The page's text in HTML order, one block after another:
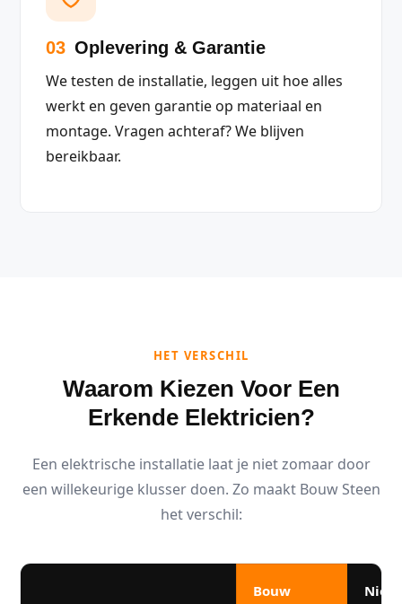
03 Oplevering & Garantie
We testen de installatie, leggen uit hoe alles
werkt en geven garantie op materiaal en
montage. Vragen achteraf? We blijven
bereikbaar.
HET VERSCHIL
Waarom Kiezen Voor Een
Erkende Elektricien?
Een elektrische installatie laat je niet zomaar door
een willekeurige klusser doen. Zo maakt Bouw Steen
het verschil:
Bouw
Niet-